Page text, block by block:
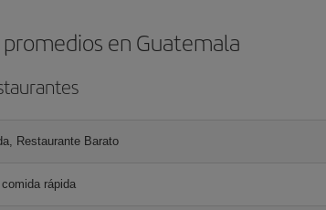
promedios en Guatemala
Restaurante Barato
comida rápida